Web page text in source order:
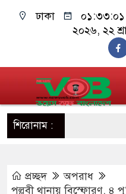
ঢাকা
২০২৬, ২২
শিরোনাম :
প্রচ্ছদ
অপরাধ
পল্লবী থানায় বিস্ফোরণ,